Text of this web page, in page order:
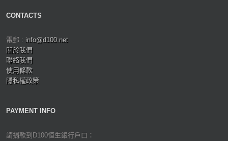
CONTACTS
電郵 : info@d100.net
關於我們
聯絡我們
使用條款
隱私權政策
PAYMENT INFO
請捐款到D100恒生銀行戶口：